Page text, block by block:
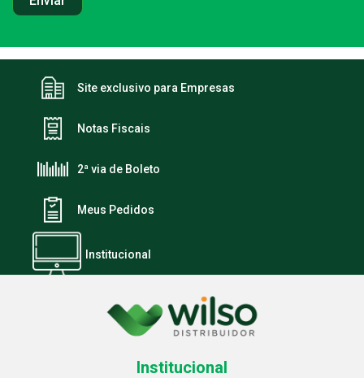
Site exclusivo para Empresas
Notas Fiscais
2ª via de Boleto
Meus Pedidos
Institucional
Institucional